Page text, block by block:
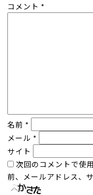
コメント *
名前 *
メール *
サイト
次回のコメントで使
前、メールアドレス、